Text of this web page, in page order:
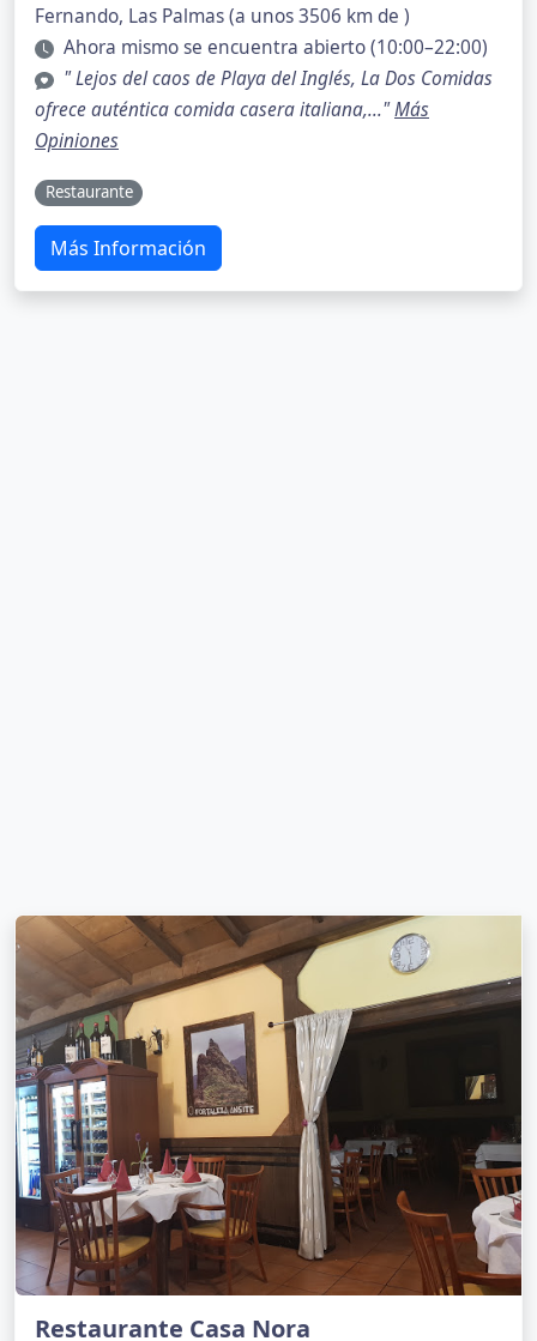
Fernando, Las Palmas (a unos 3506 km de )
Ahora mismo se encuentra abierto (10:00–22:00)
" Lejos del caos de Playa del Inglés, La Dos Comidas
ofrece auténtica comida casera italiana,..."Más
Opiniones
Restaurante
Más Información
Restaurante Casa Nora